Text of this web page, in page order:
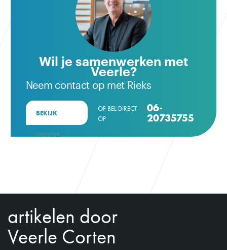
Wil je samenwerken met
Veerle?
Neem contact op met Rieks
BEKIJK
PROFIEL
OF BEL DIRECT
OP
06-
20735755
artikelen door
Veerle Corten